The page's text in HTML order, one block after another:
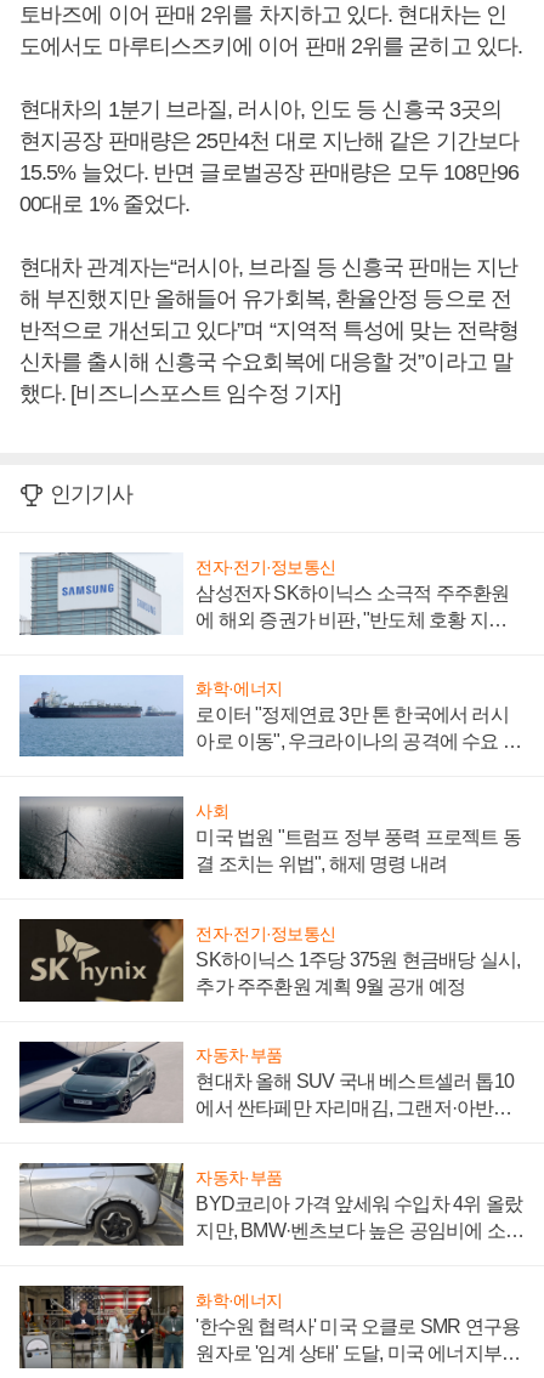
토바즈에 이어 판매 2위를 차지하고 있다. 현대차는 인
도에서도 마루티스즈키에 이어 판매 2위를 굳히고 있다.
현대차의 1분기 브라질, 러시아, 인도 등 신흥국 3곳의
현지공장 판매량은 25만4천 대로 지난해 같은 기간보다
15.5% 늘었다. 반면 글로벌공장 판매량은 모두 108만96
00대로 1% 줄었다.
현대차 관계자는“러시아, 브라질 등 신흥국 판매는 지난
해 부진했지만 올해들어 유가회복, 환율안정 등으로 전
반적으로 개선되고 있다”며 “지역적 특성에 맞는 전략형
신차를 출시해 신흥국 수요회복에 대응할 것”이라고 말
했다. [비즈니스포스트 임수정 기자]
인기기사
전자·전기·정보통신
삼성전자 SK하이닉스 소극적 주주환원
에 해외 증권가 비판, "반도체 호황 지속
화학·에너지
로이터 "정제연료 3만 톤 한국에서 러시
아로 이동", 우크라이나의 공격에 수요 늘
사회
미국 법원 "트럼프 정부 풍력 프로젝트 동
결 조치는 위법", 해제 명령 내려
전자·전기·정보통신
SK하이닉스 1주당 375원 현금배당 실시,
추가 주주환원 계획 9월 공개 예정
자동차·부품
현대차 올해 SUV 국내 베스트셀러 톱10
에서 싼타페만 자리매김, 그랜저·아반떼
자동차·부품
BYD코리아 가격 앞세워 수입차 4위 올랐
지만, BMW·벤츠보다 높은 공임비에 소비
화학·에너지
'한수원 협력사' 미국 오클로 SMR 연구용
원자로 '임계 상태' 도달, 미국 에너지부